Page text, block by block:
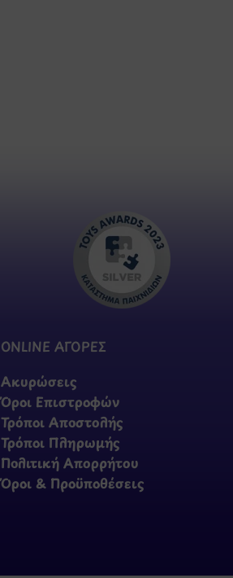
ONLINE ΑΓΟΡΕΣ
Ακυρώσεις
Όροι Επιστροφών
Τρόποι Αποστολής
Τρόποι Πληρωμής
Πολιτική Απορρήτου
Όροι & Προϋποθέσεις